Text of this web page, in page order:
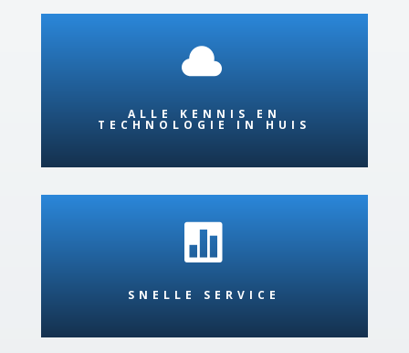

ALLE KENNIS EN
TECHNOLOGIE IN HUIS

SNELLE SERVICE